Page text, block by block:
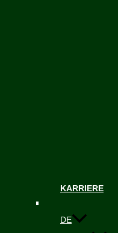
KARRIERE
DE